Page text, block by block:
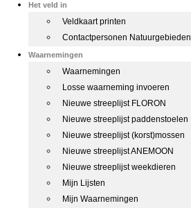
Het veld in
Veldkaart printen
Contactpersonen Natuurgebieden
Waarnemingen
Waarnemingen
Losse waarneming invoeren
Nieuwe streeplijst FLORON
Nieuwe streeplijst paddenstoelen
Nieuwe streeplijst (korst)mossen
Nieuwe streeplijst ANEMOON
Nieuwe streeplijst weekdieren
Mijn Lijsten
Mijn Waarnemingen